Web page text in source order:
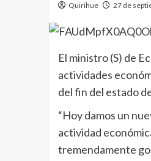
Quirihue 27 de
El ministro (S) de
actividades
del fin del estado
“Hoy damos un
actividad
tremendamente